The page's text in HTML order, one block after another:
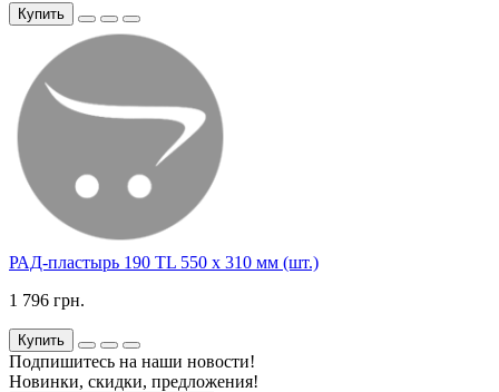
Купить
РАД-пластырь 190 TL 550 х 310 мм (шт.)
1 796 грн.
Купить
Подпишитесь на наши новости!
Новинки, скидки, предложения!